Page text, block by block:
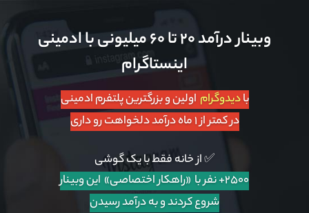
وبینار درآمد ۲۰ تا ۶۰ میلیونی با ادمینی
اینستاگرام
بادیدوگرام اولین و بزرگترین پلتفرم ادمینی
در کمتر از ۱ ماه درآمد دلخواهت رو داری
✅ از خانه فقط با یک گوشی
۲۵۰۰+ نفر با «راهکار اختصاصی»
این وبینار
شروع کردند و به درآمد رسیدن